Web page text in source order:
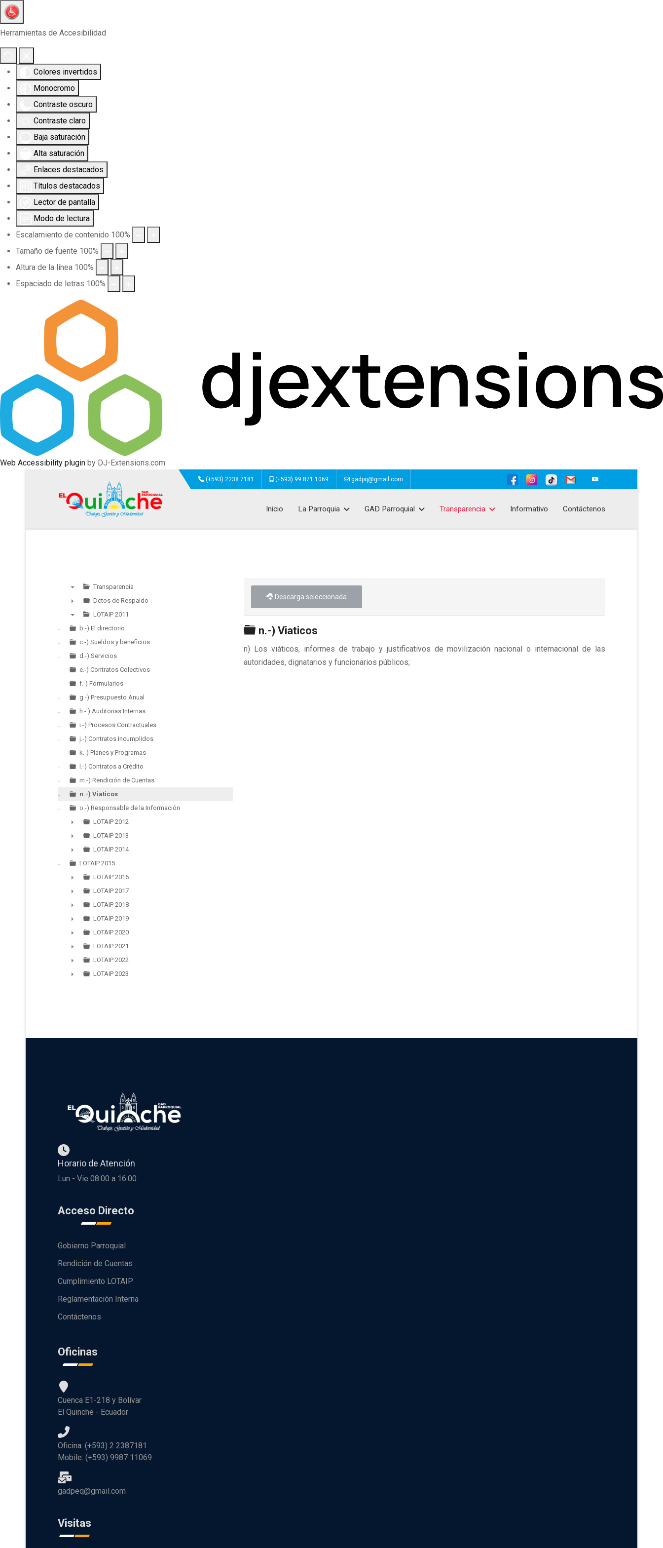
Herramientas de Accesibilidad
Colores invertidos
Monocromo
Contraste oscuro
Contraste claro
Baja saturación
Alta saturación
Enlaces destacados
Títulos destacados
Lector de pantalla
Modo de lectura
Escalamiento de contenido 100%
Tamaño de fuente 100%
Altura de la línea 100%
Espaciado de letras 100%
Web Accessibility plugin by DJ-Extensions.com
(+593) 2238 7181 (+593) 99 871 1069 gadpq@gmail.com
Inicio La Parroquia GAD Parroquial Transparencia Informativo Contáctenos
▼
Transparencia
►
Dctos de Respaldo
▼
LOTAIP 2011
b.-) El directorio
c.-) Sueldos y beneficios
d.-) Servicios
e.-) Contratos Colectivos
f.-) Formularios
g.-) Presupuesto Anual
h.- ) Auditorias Internas
i.-) Procesos Contractuales
j.-) Contratos Incumplidos
k.-) Planes y Programas
l.-) Contratos a Crédito
m.-) Rendición de Cuentas
n.-) Viaticos
o.-) Responsable de la Información
►
LOTAIP 2012
►
LOTAIP 2013
►
LOTAIP 2014
LOTAIP 2015
►
LOTAIP 2016
►
LOTAIP 2017
►
LOTAIP 2018
►
LOTAIP 2019
►
LOTAIP 2020
►
LOTAIP 2021
►
LOTAIP 2022
LOTAIP 2023
Descarga seleccionada
Carpeta
n.-) Viaticos
n) Los viáticos, informes de trabajo y justificativos de movilización nacional o internacional de las
autoridades, dignatarios y funcionarios públicos;
Horario de Atención
Lun - Vie 08:00 a 16:00
Acceso Directo
Gobierno Parroquial
Rendición de Cuentas
Cumplimiento LOTAIP
Reglamentación Interna
Contáctenos
Oficinas
Cuenca E1-218 y Bolívar
El Quinche - Ecuador
Oficina: (+593) 2 2387181
Mobile: (+593) 9987 11069
gadpeq@gmail.com
Visitas